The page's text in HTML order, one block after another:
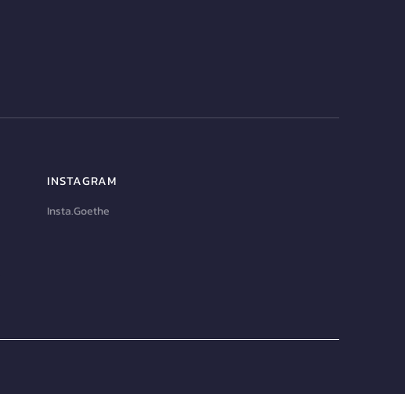
INSTAGRAM
Insta.Goethe